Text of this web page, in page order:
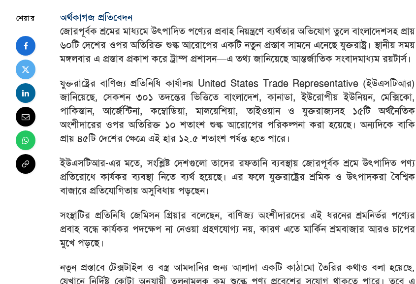
শেয়ার
অর্থকাগজ প্রতিবেদন
জোরপূর্বক শ্রমের মাধ্যমে উৎপাদিত পণ্যের প্রবাহ নিয়ন্ত্রণে ব্যর্থতার অভিযোগ তুলে বাংলাদেশসহ প্রায়
৬০টি দেশের ওপর অতিরিক্ত শুল্ক আরোপের একটি নতুন প্রস্তাব সামনে এনেছে যুক্তরাষ্ট্র। স্থানীয় সময়
মঙ্গলবার এ প্রস্তাব প্রকাশ করে ট্রাম্প প্রশাসন—এ তথ্য জানিয়েছে আন্তর্জাতিক সংবাদমাধ্যম রয়টার্স।
যুক্তরাষ্ট্রের বাণিজ্য প্রতিনিধি কার্যালয় United States Trade Representative (ইউএসটিআর)
জানিয়েছে, সেকশন ৩০১ তদন্তের ভিত্তিতে বাংলাদেশ, কানাডা, ইউরোপীয় ইউনিয়ন, মেক্সিকো,
পাকিস্তান, আর্জেন্টিনা, কম্বোডিয়া, মালয়েশিয়া, তাইওয়ান ও যুক্তরাজ্যসহ ১৫টি অর্থনৈতিক
অংশীদারের ওপর অতিরিক্ত ১০ শতাংশ শুল্ক আরোপের পরিকল্পনা করা হয়েছে। অন্যদিকে বাকি
প্রায় ৪৫টি দেশের ক্ষেত্রে এই হার ১২.৫ শতাংশ পর্যন্ত হতে পারে।
ইউএসটিআর-এর মতে, সংশ্লিষ্ট দেশগুলো তাদের রফতানি ব্যবস্থায় জোরপূর্বক শ্রমে উৎপাদিত পণ্য
প্রতিরোধে কার্যকর ব্যবস্থা নিতে ব্যর্থ হয়েছে। এর ফলে যুক্তরাষ্ট্রের শ্রমিক ও উৎপাদকরা বৈশ্বিক
বাজারে প্রতিযোগিতায় অসুবিধায় পড়ছেন।
সংস্থাটির প্রতিনিধি জেমিসন গ্রিয়ার বলেছেন, বাণিজ্য অংশীদারদের এই ধরনের শ্রমনির্ভর পণ্যের
প্রবাহ বন্ধে কার্যকর পদক্ষেপ না নেওয়া গ্রহণযোগ্য নয়, কারণ এতে মার্কিন শ্রমবাজার আরও চাপের
মুখে পড়ছে।
নতুন প্রস্তাবে টেক্সটাইল ও বস্ত্র আমদানির জন্য আলাদা একটি কাঠামো তৈরির কথাও বলা হয়েছে,
যেখানে নির্দিষ্ট কোটা অনুযায়ী তুলনামূলক কম শুল্কে পণ্য প্রবেশের সুযোগ থাকতে পারে। তবে এ